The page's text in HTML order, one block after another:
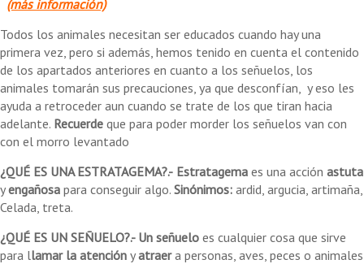
(más información)
Todos los animales necesitan ser educados cuando hay una
primera vez, pero si además, hemos tenido en cuenta el contenido
de los apartados anteriores en cuanto a los señuelos, los
animales tomarán sus precauciones, ya que desconfían, y eso les
ayuda a retroceder aun cuando se trate de los que tiran hacia
adelante. Recuerde que para poder morder los señuelos van con
con el morro levantado
¿QUÉ ES UNA ESTRATAGEMA?.- Estratagema es una acción astuta
yengañosa para conseguir algo. Sinónimos: ardid, argucia, artimaña,
Celada, treta.
¿QUÉ ES UN SEÑUELO?.- Un señuelo es cualquier cosa que sirve
para llamar la atención yatraera personas, aves, peces o animales